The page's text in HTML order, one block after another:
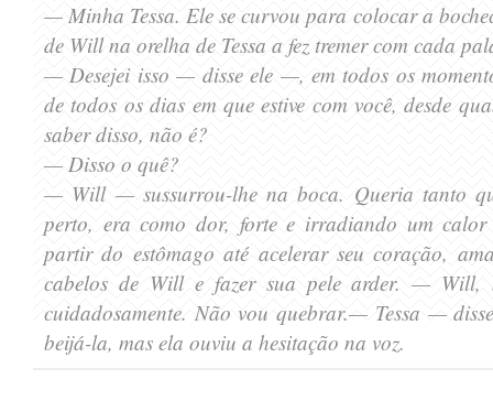
— Minha Tessa. Ele se curvou para colocar a
de Will na orelha de Tessa a fez tremer com cada
— Desejei isso— disse ele —, em todos os
de todos os dias em que estive com você, desde
saber disso, não é?
— Disso o quê?
— Will — sussurrou-lhe na boca. Queria tanto
perto, era como dor, forte e irradiando um calor
partir do estômago até acelerar seu coração,
cabelos de Will e fazer sua pele arder.— Will,
cuidadosamente. Não vou quebrar.— Tessa —
beijá-la, mas ela ouviu a hesitação na voz.